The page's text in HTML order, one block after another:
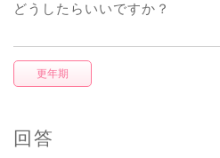
どうしたらいいですか？
更年期
回答